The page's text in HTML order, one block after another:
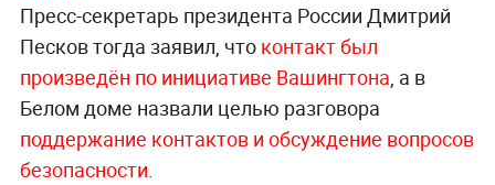
Пресс-секретарь президента России Дмитрий
Песков тогда заявил, что контакт был
произведён по инициативе Вашингтона, а в
Белом доме назвали целью разговора
поддержание контактов и обсуждение вопросов
безопасности.